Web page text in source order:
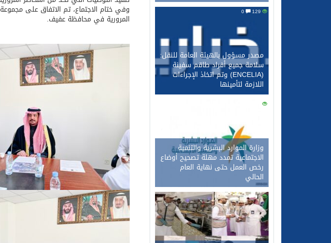
مصدر مسؤول بالهيئة العامة للنقل:
سلامة جميع أفراد طاقم سفينة
(ENCELIA) وتم اتخاذ الإجراءات
اللازمة لتأمينها
114
وزارة الموارد البشرية والتنمية
الاجتماعية تمدد مهلة تصحيح أوضاع
رخص العمل حتى نهاية العام
الحالي
96
0
وفي ختام الاجتماع، تم الاتفاق على
المرورية في محافظة عفيف.